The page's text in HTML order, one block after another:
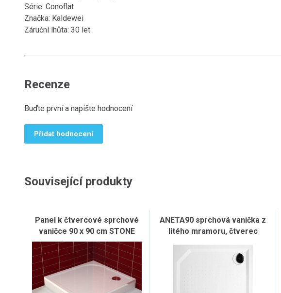
Série: Conoflat
Značka: Kaldewei
Záruční lhůta: 30 let
Recenze
Buďte první a napište hodnocení
Přidat hodnocení
Související produkty
Panel k čtvercové sprchové
vaničce 90 x 90 cm STONE
ANETA90 sprchová vanička z
litého mramoru, čtverec